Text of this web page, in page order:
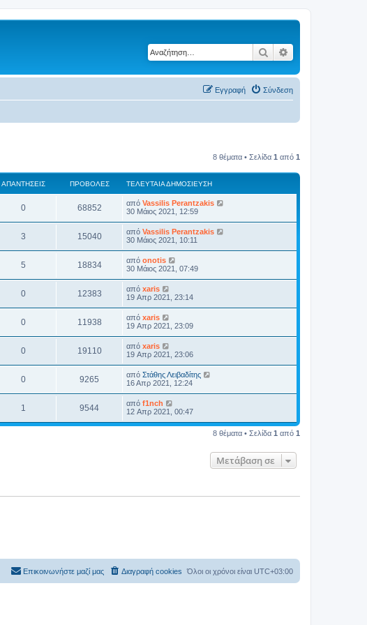
Αναζήτηση
Σύνδεση
Εγγραφή
8 θέματα • Σελίδα 1 από 1
ΑΠΑΝΤΉΣΕΙΣ ΠΡΟΒΟΛΈΣ ΤΕΛΕΥΤΑΊΑ ΔΗΜΟΣΊΕΥΣΗ
0 68852 από Vassilis Perantzakis
30 Μάιος 2021, 12:59
3 15040 από Vassilis Perantzakis
30 Μάιος 2021, 10:11
5 18834 από onotis
30 Μάιος 2021, 07:49
0 12383 από xaris
19 Απρ 2021, 23:14
0 11938 από xaris
19 Απρ 2021, 23:09
0 19110 από xaris
19 Απρ 2021, 23:06
0 9265 από Στάθης Λειβαδίτης
16 Απρ 2021, 12:24
1 9544 από f1nch
12 Απρ 2021, 00:47
8 θέματα • Σελίδα 1 από 1
Μετάβαση σε
Όλοι οι χρόνοι είναι UTC+03:00
Διαγραφή cookies
Επικοινωνήστε μαζί μας